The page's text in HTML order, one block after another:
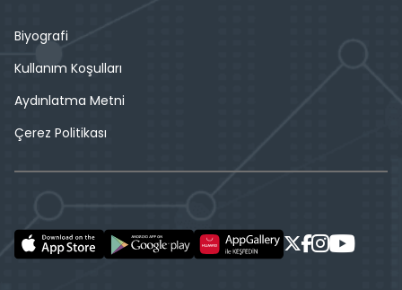
Biyografi
Kullanım Koşulları
Aydınlatma Metni
Çerez Politikası